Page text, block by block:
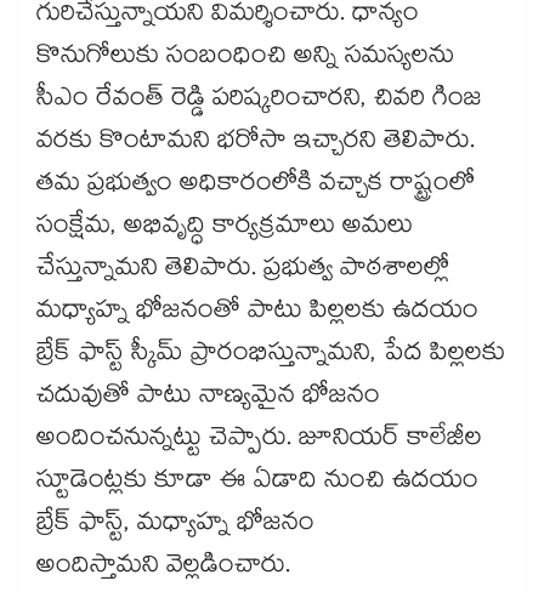
గురిచేస్తున్నాయని విమర్శించారు. ధాన్యం
కొనుగోలుకు సంబంధించి అన్ని సమస్యలను
సీఎం రేవంత్ రెడ్డి పరిష్కరించారని, చివరి గింజ
వరకు కొంటామని భరోసా ఇచ్చారని తెలిపారు.
తమ ప్రభుత్వం అధికారంలోకి వచ్చాక రాష్ట్రంలో
సంక్షేమ, అభివృద్ధి కార్యక్రమాలు అమలు
చేస్తున్నామని తెలిపారు. ప్రభుత్వ పాఠశాలల్లో
మధ్యాహ్న భోజనంతో పాటు పిల్లలకు ఉదయం
బ్రేక్ ఫాస్ట్ స్కీమ్ ప్రారంభిస్తున్నామని, పేద పిల్లలకు
చదువుతో పాటు నాణ్యమైన భోజనం
అందించనున్నట్టు చెప్పారు. జూనియర్​ కాలేజీల
స్టూడెంట్లకు కూడా ఈ ఏడాది నుంచి ఉదయం
బ్రేక్ ఫాస్ట్, మధ్యాహ్న భోజనం
అందిస్తామని వెల్లడించారు.